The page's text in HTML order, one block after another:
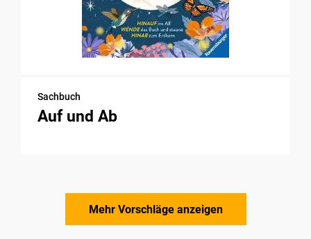
Sachbuch
Auf und Ab
Mehr Vorschläge anzeigen